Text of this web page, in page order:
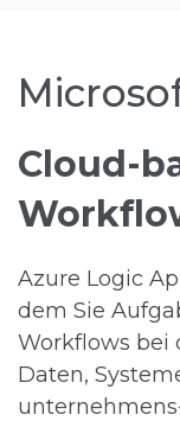
Cloud-
Azure Logic
dem Sie
Workflows bei
Daten,